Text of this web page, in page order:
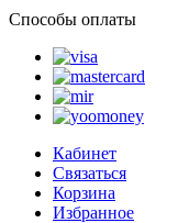
Способы оплаты
Кабинет
Связаться
Корзина
Избранное